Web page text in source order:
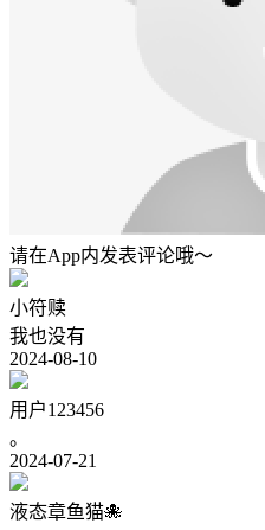
请在App内发表评论哦～
小符赎
我也没有
2024-08-10
用户123456
。
2024-07-21
液态章鱼猫🐙